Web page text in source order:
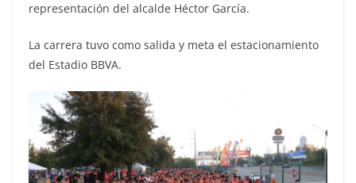
representación del alcalde Héctor García.
La carrera tuvo como salida y meta el estacionamiento
del Estadio BBVA.